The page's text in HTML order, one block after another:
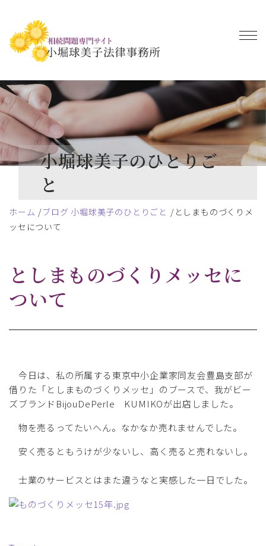
小堀球美子のひとりご
と
ホーム ブログ 小堀球美子のひとりごと
としまものづくりメ
ッセについて
としまものづくりメッセに
ついて
今日は、私の所属する東京中小企業家同友会豊島支部が
借りた「としまものづくりメッセ」のブースで、我がビー
ズブランドBijouDePerle KUMIKOが出店しました。
物を売るってたいへん。なかなか売れませんでした。
安く売るともうけが少ないし、高く売ると売れないし。
士業のサービスとはまた違うなと実感した一日でした。